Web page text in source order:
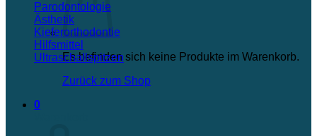
Es befinden sich keine Produkte im Warenkorb.
Zurück zum Shop
0
Parodontologie
Ästhetik
Kieferorthodontie
Hilfsmittel
Ultraschallspitzen